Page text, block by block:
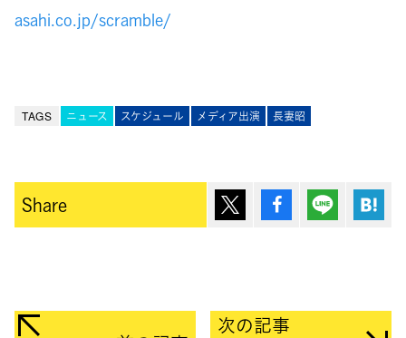
asahi.co.jp/scramble/
TAGS ニュース スケジュール メディア出演 長妻昭
Share ポスト シェア Lineで送
次の記事